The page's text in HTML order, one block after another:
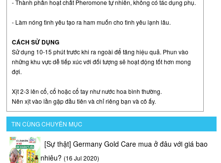
- Thành phần hoạt chất Pheromone tự nhiên, không có tác dụng phụ.
- Làm nóng tình yêu tạo ra ham muốn cho tình yêu lạnh lâu.
CÁCH SỬ DỤNG
Sử dụng 10-15 phút trước khi ra ngoài để tăng hiệu quả. Phun vào
những khu vực dễ tiếp xúc với đối tượng sẽ hoạt động tốt hơn mong
đợi.
Xịt 2-3 lên cổ, cổ hoặc cổ tay như nước hoa bình thường.
Nên xịt vào lần gặp đầu tiên và chỉ riêng bạn và cô ấy.
TIN CÙNG CHUYÊN MỤC
[Sự thật] Germany Gold Care mua ở đâu với giá bao
nhiêu? (16 Jul 2020)